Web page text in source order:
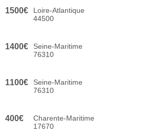
1500€
Loire-Atlantique
44500
1400€
Seine-Maritime
76310
1100€
Seine-Maritime
76310
400€
Charente-Maritime
17670